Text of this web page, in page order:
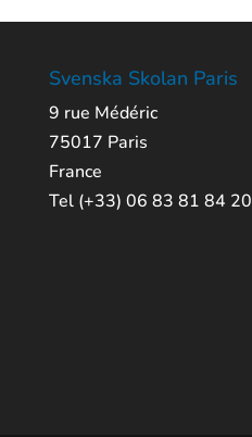
Svenska Skolan Paris
9 rue Médéric
75017 Paris
France
Tel (+33) 06 83 81 84 20